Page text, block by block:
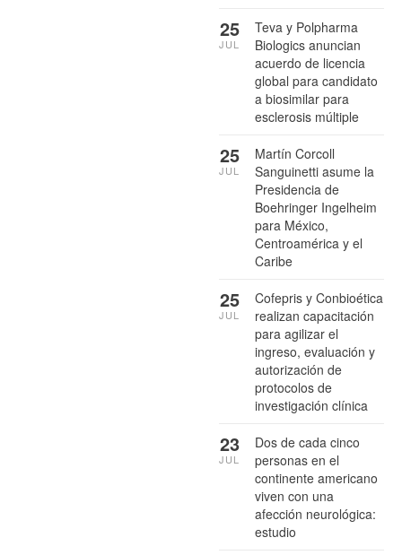
Teva y Polpharma
Biologics anuncian
acuerdo de licencia
global para candidato
a biosimilar para
esclerosis múltiple
25
JUL
Martín Corcoll
Sanguinetti asume la
Presidencia de
Boehringer Ingelheim
para México,
Centroamérica y el
Caribe
25
JUL
Cofepris y Conbioética
realizan capacitación
para agilizar el
ingreso, evaluación y
autorización de
protocolos de
investigación clínica
25
JUL
Dos de cada cinco
personas en el
continente americano
viven con una
afección neurológica:
estudio
23
JUL